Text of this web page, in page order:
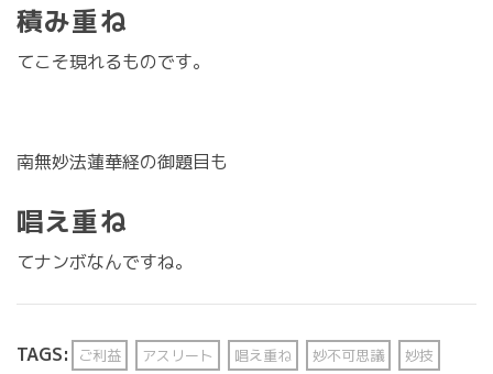
積み重ね
てこそ現れるものです。
南無妙法蓮華経の御題目も
唱え重ね
てナンボなんですね。
TAGS: ご利益 アスリート 唱え重ね 妙不可思議
妙技